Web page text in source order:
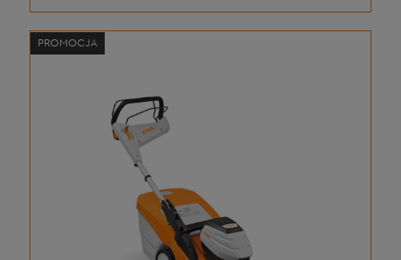
PROMOCJA